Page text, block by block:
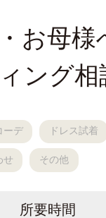
お母
ング相
ーデ ドレス試着
せ その他
所要時間